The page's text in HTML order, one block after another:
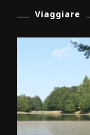
Viaggiare